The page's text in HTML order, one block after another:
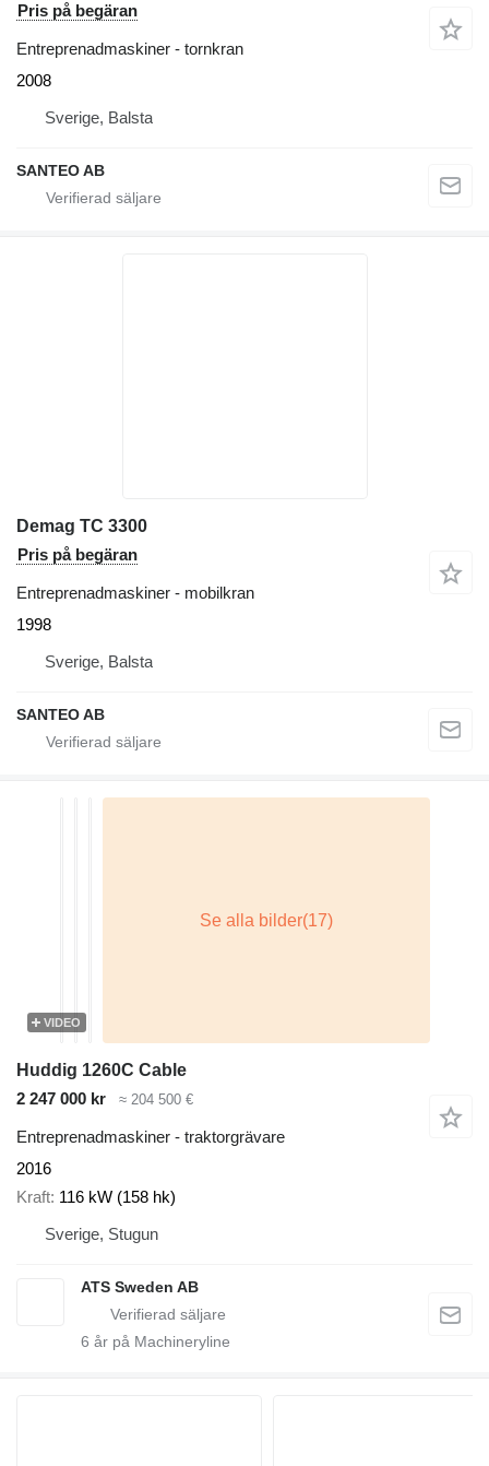
Pris på begäran
Entreprenadmaskiner - tornkran
2008
Sverige, Balsta
SANTEO AB
Demag TC 3300
Pris på begäran
Entreprenadmaskiner - mobilkran
1998
Sverige, Balsta
SANTEO AB
VIDEO
Huddig 1260C Cable
2 247 000 kr
≈ 204 500 €
Entreprenadmaskiner - traktorgrävare
2016
Kraft 116 kW (158 hk)
Sverige, Stugun
ATS Sweden AB
6 år på Machineryline